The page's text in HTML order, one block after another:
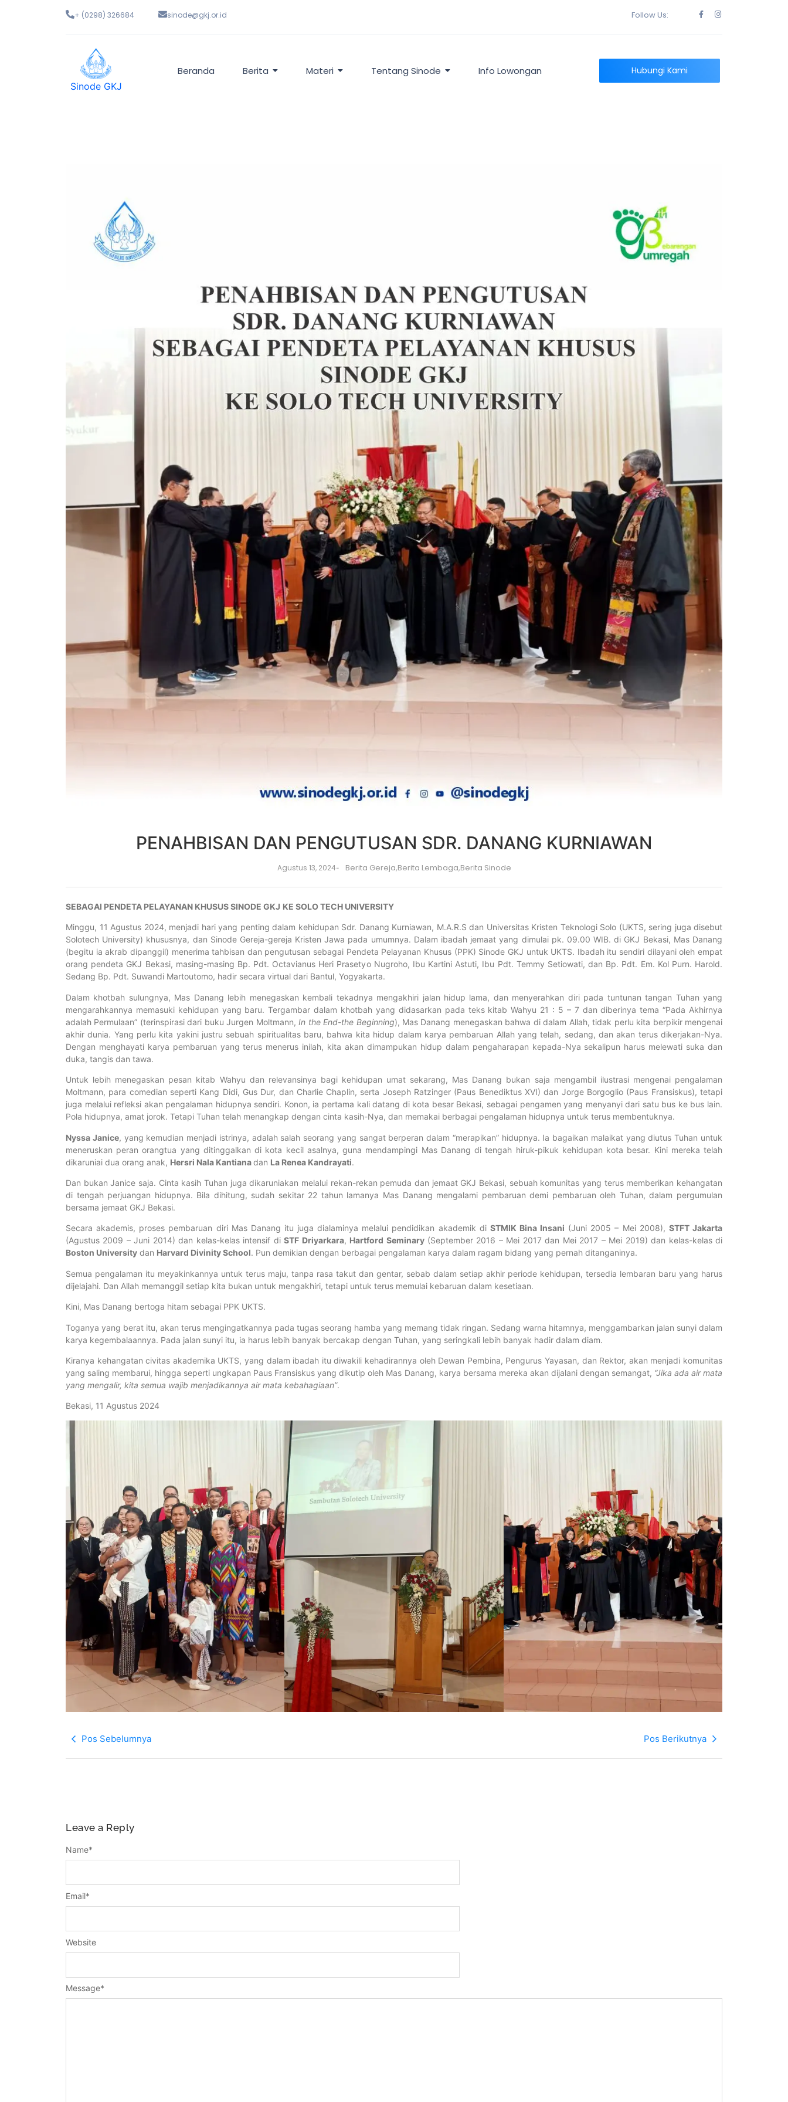
+ (0298) 326684 sinode@gkj.or.id Follow Us:
Sinode GKJ
Beranda Berita Materi Tentang Sinode Info Lowongan Hubungi Kami
PENAHBISAN DAN PENGUTUSAN SDR. DANANG KURNIAWAN
Agustus 13, 2024- Berita Gereja,Berita Lembaga,Berita Sinode
SEBAGAI PENDETA PELAYANAN KHUSUS SINODE GKJ KE SOLO TECH UNIVERSITY
Minggu, 11 Agustus 2024, menjadi hari yang penting dalam kehidupan Sdr. Danang Kurniawan, M.A.R.S dan Universitas Kristen Teknologi Solo (UKTS, sering juga disebut
Solotech University) khususnya, dan Sinode Gereja-gereja Kristen Jawa pada umumnya. Dalam ibadah jemaat yang dimulai pk. 09.00 WIB. di GKJ Bekasi, Mas Danang
(begitu ia akrab dipanggil) menerima tahbisan dan pengutusan sebagai Pendeta Pelayanan Khusus (PPK) Sinode GKJ untuk UKTS. Ibadah itu sendiri dilayani oleh empat
orang pendeta GKJ Bekasi, masing-masing Bp. Pdt. Octavianus Heri Prasetyo Nugroho, Ibu Kartini Astuti, Ibu Pdt. Temmy Setiowati, dan Bp. Pdt. Em. Kol Purn. Harold.
Sedang Bp. Pdt. Suwandi Martoutomo, hadir secara virtual dari Bantul, Yogyakarta.
Dalam khotbah sulungnya, Mas Danang lebih menegaskan kembali tekadnya mengakhiri jalan hidup lama, dan menyerahkan diri pada tuntunan tangan Tuhan yang
mengarahkannya memasuki kehidupan yang baru. Tergambar dalam khotbah yang didasarkan pada teks kitab Wahyu 21 : 5 – 7 dan diberinya tema “Pada Akhirnya
adalah Permulaan” (terinspirasi dari buku Jurgen Moltmann, In the End-the Beginning), Mas Danang menegaskan bahwa di dalam Allah, tidak perlu kita berpikir mengenai
akhir dunia. Yang perlu kita yakini justru sebuah spiritualitas baru, bahwa kita hidup dalam karya pembaruan Allah yang telah, sedang, dan akan terus dikerjakan-Nya.
Dengan menghayati karya pembaruan yang terus menerus inilah, kita akan dimampukan hidup dalam pengaharapan kepada-Nya sekalipun harus melewati suka dan
duka, tangis dan tawa.
Untuk lebih menegaskan pesan kitab Wahyu dan relevansinya bagi kehidupan umat sekarang, Mas Danang bukan saja mengambil ilustrasi mengenai pengalaman
Moltmann, para comedian seperti Kang Didi, Gus Dur, dan Charlie Chaplin, serta Joseph Ratzinger (Paus Benediktus XVI) dan Jorge Borgoglio (Paus Fransiskus), tetapi
juga melalui refleksi akan pengalaman hidupnya sendiri. Konon, ia pertama kali datang di kota besar Bekasi, sebagai pengamen yang menyanyi dari satu bus ke bus lain.
Pola hidupnya, amat jorok. Tetapi Tuhan telah menangkap dengan cinta kasih-Nya, dan memakai berbagai pengalaman hidupnya untuk terus membentuknya.
Nyssa Janice, yang kemudian menjadi istrinya, adalah salah seorang yang sangat berperan dalam “merapikan” hidupnya. Ia bagaikan malaikat yang diutus Tuhan untuk
meneruskan peran orangtua yang ditinggalkan di kota kecil asalnya, guna mendampingi Mas Danang di tengah hiruk-pikuk kehidupan kota besar. Kini mereka telah
dikaruniai dua orang anak, Hersri Nala Kantianadan La Renea Kandrayati.
Dan bukan Janice saja. Cinta kasih Tuhan juga dikaruniakan melalui rekan-rekan pemuda dan jemaat GKJ Bekasi, sebuah komunitas yang terus memberikan kehangatan
di tengah perjuangan hidupnya. Bila dihitung, sudah sekitar 22 tahun lamanya Mas Danang mengalami pembaruan demi pembaruan oleh Tuhan, dalam pergumulan
bersama jemaat GKJ Bekasi.
Secara akademis, proses pembaruan diri Mas Danang itu juga dialaminya melalui pendidikan akademik di STMIK Bina Insani (Juni 2005 – Mei 2008), STFT Jakarta
(Agustus 2009 – Juni 2014) dan kelas-kelas intensif diSTF Driyarkara, Hartford Seminary(September 2016 – Mei 2017 dan Mei 2017 – Mei 2019) dan kelas-kelas di
Boston University dan Harvard Divinity School. Pun demikian dengan berbagai pengalaman karya dalam ragam bidang yang pernah ditanganinya.
Semua pengalaman itu meyakinkannya untuk terus maju, tanpa rasa takut dan gentar, sebab dalam setiap akhir periode kehidupan, tersedia lembaran baru yang harus
dijelajahi. Dan Allah memanggil setiap kita bukan untuk mengakhiri, tetapi untuk terus memulai kebaruan dalam kesetiaan.
Kini, Mas Danang bertoga hitam sebagai PPK UKTS.
Toganya yang berat itu, akan terus mengingatkannya pada tugas seorang hamba yang memang tidak ringan. Sedang warna hitamnya, menggambarkan jalan sunyi dalam
karya kegembalaannya. Pada jalan sunyi itu, ia harus lebih banyak bercakap dengan Tuhan, yang seringkali lebih banyak hadir dalam diam.
Kiranya kehangatan civitas akademika UKTS, yang dalam ibadah itu diwakili kehadirannya oleh Dewan Pembina, Pengurus Yayasan, dan Rektor, akan menjadi komunitas
yang saling membarui, hingga seperti ungkapan Paus Fransiskus yang dikutip oleh Mas Danang, karya bersama mereka akan dijalani dengan semangat, “Jika ada air mata
yang mengalir, kita semua wajib menjadikannya air mata kebahagiaan”.
Bekasi, 11 Agustus 2024
Pos Sebelumnya Pos Berikutnya
Leave a Reply
Message*
Name*
Email*
Website